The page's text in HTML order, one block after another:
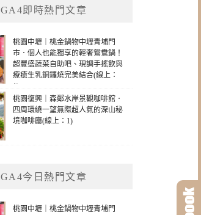
GA4即時熱門文章
桃園中壢｜桃金鍋物中壢青埔門
市．個人也能獨享的輕奢鴛鴦鍋！
超豐盛蔬菜自助吧、現調手搖飲與
療癒生乳銅鑼燒完美結合(線上：
1)
桃園復興｜森鄰水岸景觀咖啡館．
四周環繞一望無際超人氣的深山秘
境咖啡廳(線上：1)
GA4今日熱門文章
桃園中壢｜桃金鍋物中壢青埔門